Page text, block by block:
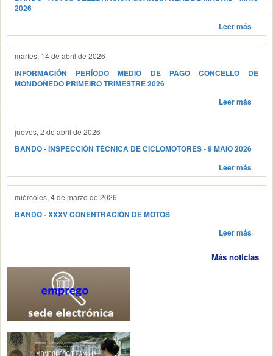
2026
Leer más
martes, 14 de abril de 2026
INFORMACIÓN PERÍODO MEDIO DE PAGO CONCELLO DE
MONDOÑEDO PRIMEIRO TRIMESTRE 2026
Leer más
jueves, 2 de abril de 2026
BANDO - INSPECCIÓN TÉCNICA DE CICLOMOTORES - 9 MAIO 2026
Leer más
miércoles, 4 de marzo de 2026
BANDO - XXXV CONENTRACIÓN DE MOTOS
Leer más
Más noticias